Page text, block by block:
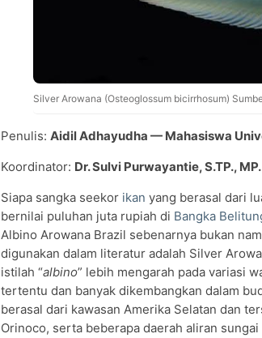
Silver Arowana (Osteoglossum bicirrhosum)
Penulis: Aidil Adhayudha — Mahasiswa
Koordinator: Dr. Sulvi Purwayantie, S.TP., MP.
Siapa sangka seekor ikan yang berasal dari
bernilai puluhan juta rupiah di Bangka
Albino Arowana Brazil sebenarnya bukan
digunakan dalam literatur adalah Silver
istilah “albino” lebih mengarah pada variasi
tertentu dan banyak dikembangkan dalam
berasal dari kawasan Amerika Selatan dan
Orinoco, serta beberapa daerah aliran